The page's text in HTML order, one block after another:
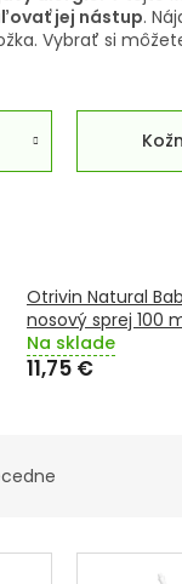
jej nástup.
Vybrať si
Otrivin Natural
nosový sprej 100
Na sklade
11,75 €